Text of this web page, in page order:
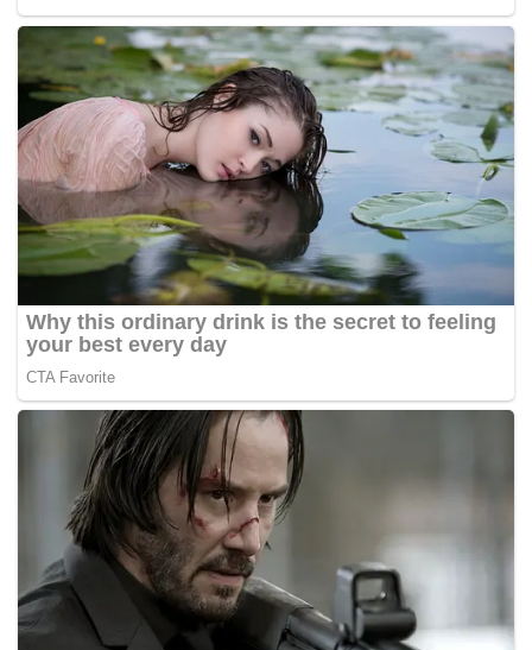
Bernama-
Tags: dadah tali gantung